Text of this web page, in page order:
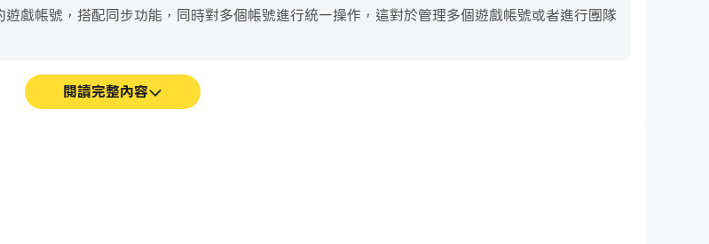
帳號，搭配同步功能，同時對多個帳號進行統一操作，這對於管理多個遊戲帳號或者進行團隊
閱讀完整內容